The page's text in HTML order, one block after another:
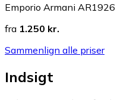
Emporio Armani AR1926
fra 1.250 kr.
Sammenlign alle priser
Indsigt